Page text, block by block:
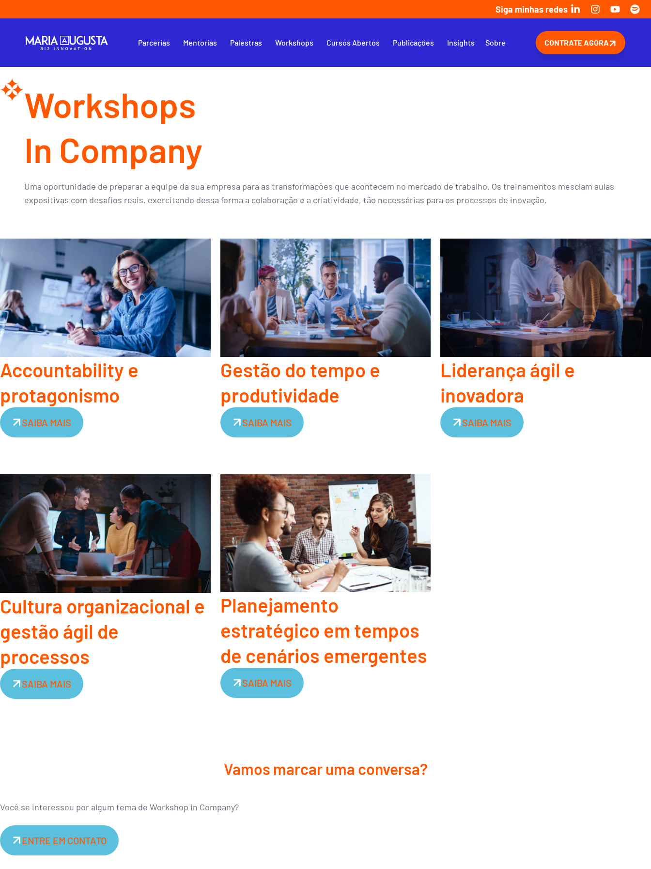
Siga minhas redes
Parcerias Mentorias Palestras Workshops Cursos Abertos Publicações Insights Sobre CONTRATE AGORA
Workshops
In Company
Uma oportunidade de preparar a equipe da sua empresa para as transformações que acontecem no mercado de trabalho. Os treinamentos mesclam aulas
expositivas com desafios reais, exercitando dessa forma a colaboração e a criatividade, tão necessárias para os processos de inovação.
Accountability e
protagonismo
SAIBA MAIS
Gestão do tempo e
produtividade
SAIBA MAIS
Liderança ágil e
inovadora
SAIBA MAIS
Cultura organizacional e
gestão ágil de
processos
SAIBA MAIS
Planejamento
estratégico em tempos
de cenários emergentes
SAIBA MAIS
Vamos marcar uma conversa?
Você se interessou por algum tema de Workshop in Company?
ENTRE EM CONTATO